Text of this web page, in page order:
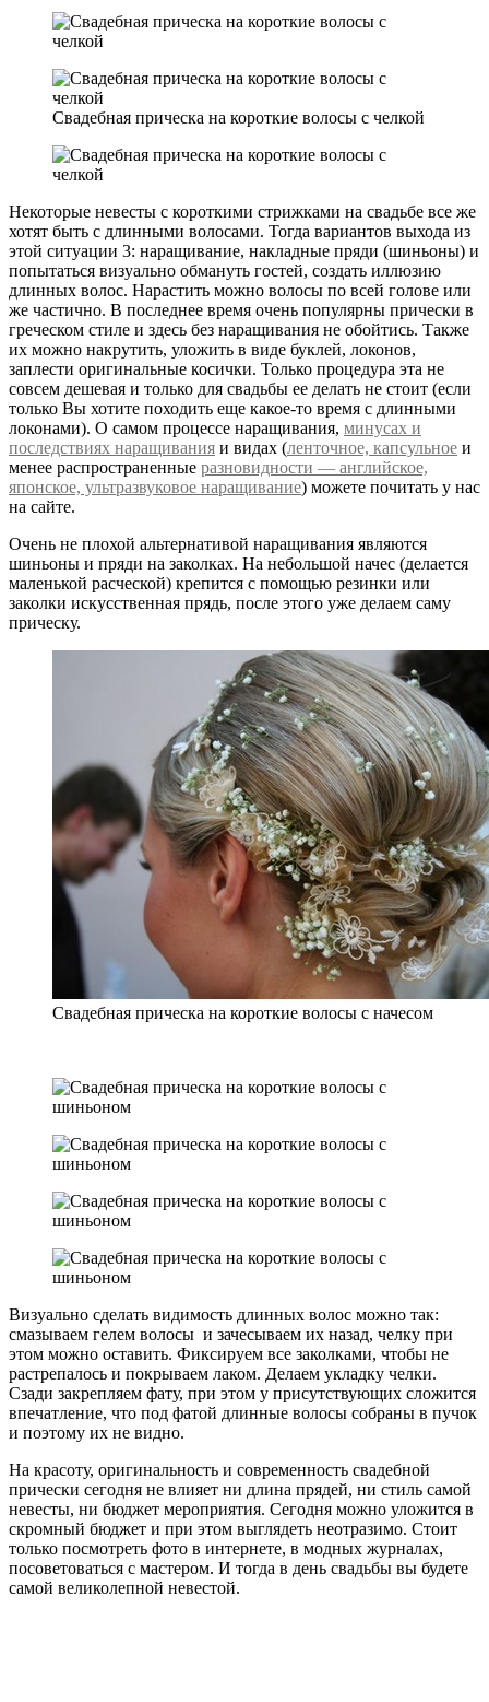
Свадебная прическа на короткие волосы с челкой
Некоторые невесты с короткими стрижками на свадьбе все же
хотят быть с длинными волосами. Тогда вариантов выхода из
этой ситуации 3: наращивание, накладные пряди (шиньоны) и
попытаться визуально обмануть гостей, создать иллюзию
длинных волос. Нарастить можно волосы по всей голове или
же частично. В последнее время очень популярны прически в
греческом стиле и здесь без наращивания не обойтись. Также
их можно накрутить, уложить в виде буклей, локонов,
заплести оригинальные косички. Только процедура эта не
совсем дешевая и только для свадьбы ее делать не стоит (если
только Вы хотите походить еще какое-то время с длинными
локонами). О самом процессе наращивания, минусах и
последствиях наращивания и видах (ленточное, капсульное и
менее распространенные разновидности — английское,
японское, ультразвуковое наращивание) можете почитать у нас
на сайте.
Очень не плохой альтернативой наращивания являются
шиньоны и пряди на заколках. На небольшой начес (делается
маленькой расческой) крепится с помощью резинки или
заколки искусственная прядь, после этого уже делаем саму
прическу.
Свадебная прическа на короткие волосы с начесом
Визуально сделать видимость длинных волос можно так:
смазываем гелем волосы и зачесываем их назад, челку при
этом можно оставить. Фиксируем все заколками, чтобы не
растрепалось и покрываем лаком. Делаем укладку челки.
Сзади закрепляем фату, при этом у присутствующих сложится
впечатление, что под фатой длинные волосы собраны в пучок
и поэтому их не видно.
На красоту, оригинальность и современность свадебной
прически сегодня не влияет ни длина прядей, ни стиль самой
невесты, ни бюджет мероприятия. Сегодня можно уложится в
скромный бюджет и при этом выглядеть неотразимо. Стоит
только посмотреть фото в интернете, в модных журналах,
посоветоваться с мастером. И тогда в день свадьбы вы будете
самой великолепной невестой.